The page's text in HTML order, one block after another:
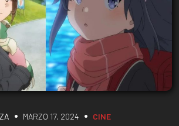
• MARZO 17, 2024 • CINE